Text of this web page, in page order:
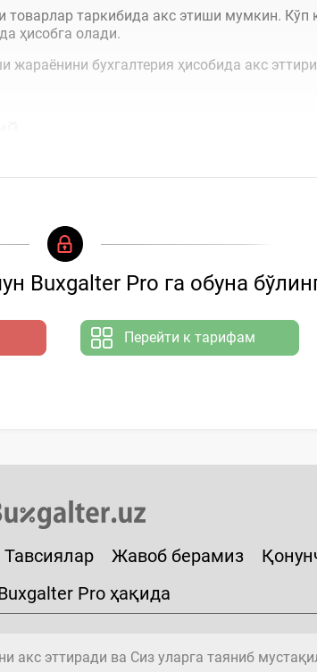
таркибида акс этиши мумкин. Кўп
ҳисобга олади.
жараёнини бухгалтерия ҳисобида акс
Buxgalter Pro га обуна
Перейти к тарифам
Тавсиялар Жавоб берамиз
Pro ҳақида
акс эттиради ва Сиз уларга таяниб